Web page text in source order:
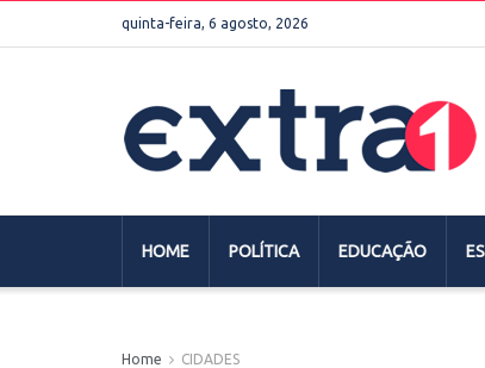
quinta-feira, 6 agosto, 2026
HOME POLÍTICA EDUCAÇÃO
Home CIDADES